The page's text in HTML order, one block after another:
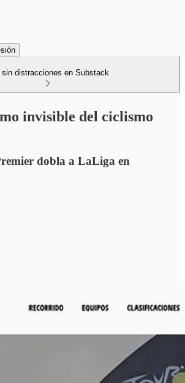
sin distracciones en Substack
invisible del ciclismo
dobla a LaLiga en